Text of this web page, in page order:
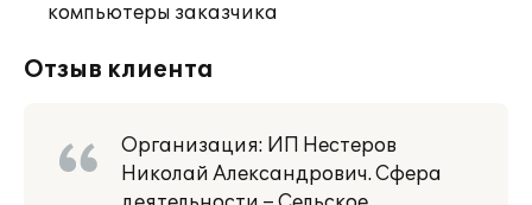
компьютеры заказчика
Отзыв клиента
Организация: ИП Нестеров
Николай Александрович. Сфера